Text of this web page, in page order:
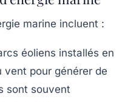
marine incluent :
éoliens installés en
pour générer de
sont souvent